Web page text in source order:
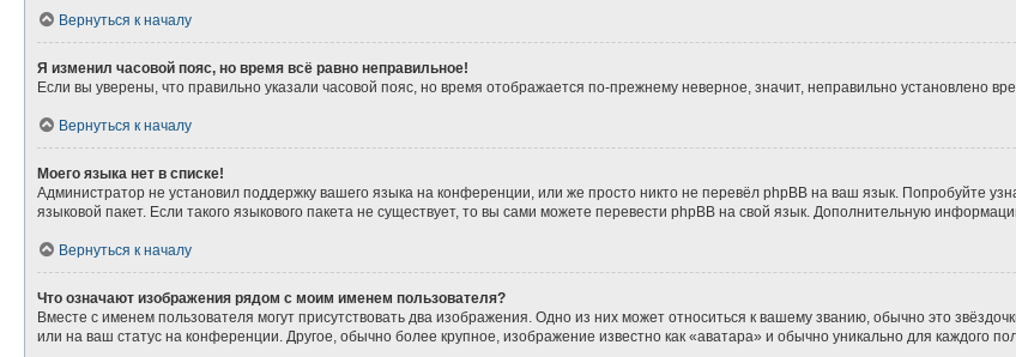
Вернуться к началу
Я изменил часовой пояс, но время всё равно неправильное!
Если вы уверены, что правильно указали часовой пояс, но время отображается по-прежнему неверное, значит, неправильно установлено
Вернуться к началу
Моего языка нет в списке!
Администратор не установил поддержку вашего языка на конференции, или же просто никто не перевёл phpBB на ваш язык. Попробуйте
языковой пакет. Если такого языкового пакета не существует, то вы сами можете перевести phpBB на свой язык. Дополнительную
Вернуться к началу
Что означают изображения рядом с моим именем пользователя?
Вместе с именем пользователя могут присутствовать два изображения. Одно из них может относиться к вашему званию, обычно это
или на ваш статус на конференции. Другое, обычно более крупное, изображение известно как «аватара» и обычно уникально для каждого